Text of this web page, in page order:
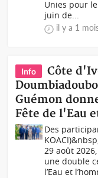
Unies pour
juin de...
il y a 1
Info
Côte
Guémon
Fête de l'Eau
Des
29 août
une double
l’Eau et